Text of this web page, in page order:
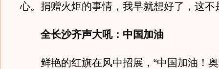
心。捐赠火炬的事情，我早就想好了，这不
全长沙齐声大吼：中国加油
鲜艳的红旗在风中招展，“中国加油！奥